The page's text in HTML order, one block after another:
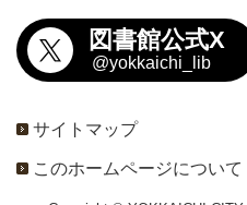
図書館公式X
@yokkaichi_lib
サイトマップ
このホームページについて